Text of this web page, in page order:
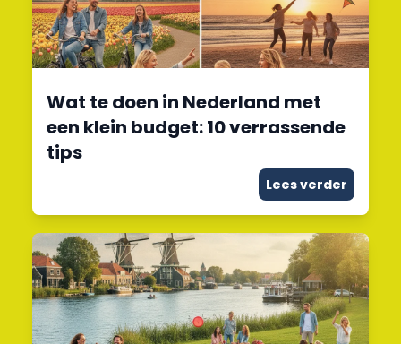
Wat te doen in Nederland met
een klein budget: 10 verrassende
tips
Lees verder